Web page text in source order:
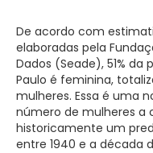
De acordo com
elaboradas pela
Dados (Seade), 51%
Paulo é feminina,
mulheres. Essa é uma
número de mulheres a
historicamente um
entre 1940 e a década